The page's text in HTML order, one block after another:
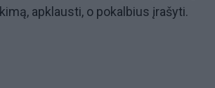
apklausti, o pokalbius įrašyti.